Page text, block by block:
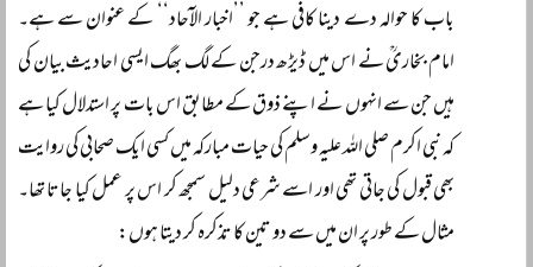
باب کا حوالہ دے دینا کافی ہے جو ’’اخبار الآحاد‘‘ کے عنوان سے ہے۔
امام بخاریؒ نے اس میں ڈیڑھ درجن کے لگ بھگ ایسی احادیث بیان کی
ہیں جن سے انہوں نے اپنے ذوق کے مطابق اس بات پر استدلال کیا ہے
کہ نبی اکرم صلی اللہ علیہ وسلم کی حیات مبارکہ میں کسی ایک صحابی کی روایت
بھی قبول کی جاتی تھی اور اسے شرعی دلیل سمجھ کر اس پر عمل کیا جاتا تھا۔
مثال کے طور پر ان میں سے دو تین کا تذکرہ کر دیتا ہوں: